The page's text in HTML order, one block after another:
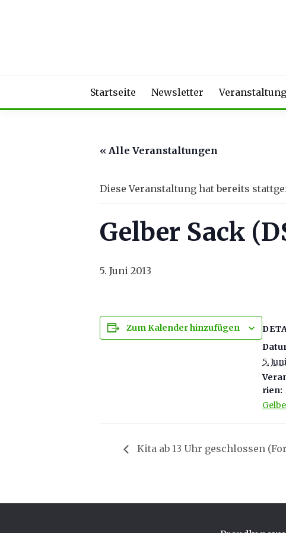
Startseite Newsletter
« Alle Veranstaltungen
Diese Veranstaltung hat bereits
Gelber Sack
5. Juni 2013
Zum Kalender hinzufügen
5.
rien:
Kita ab 13 Uhr geschlossen